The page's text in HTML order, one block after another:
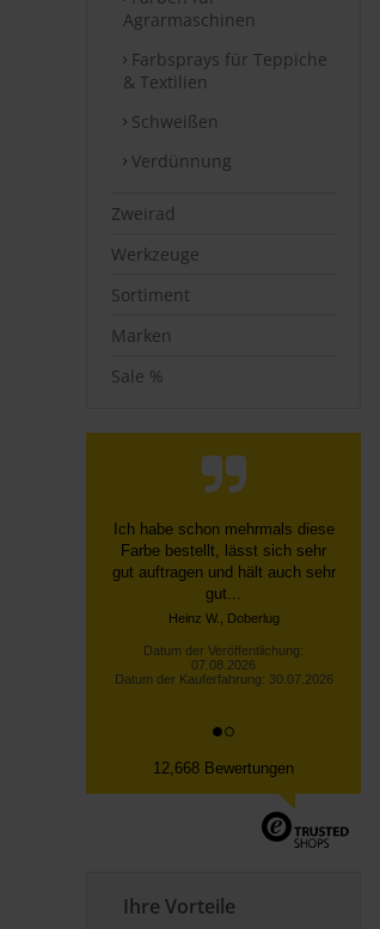
Agrarmaschinen
Farbsprays für Teppiche
& Textilien
Schweißen
Verdünnung
Zweirad
Werkzeuge
Sortiment
Marken
Sale %
Schnelle, unkomplizierte
Bestellung über die Homepage,
schnelle Lieferung, gute
Sendungsverfolgung ...
Datum der Veröffentlichung:
07.08.2026
Datum der Kauferfahrung: 27.07.2026
12,668 Bewertungen
Ihre Vorteile